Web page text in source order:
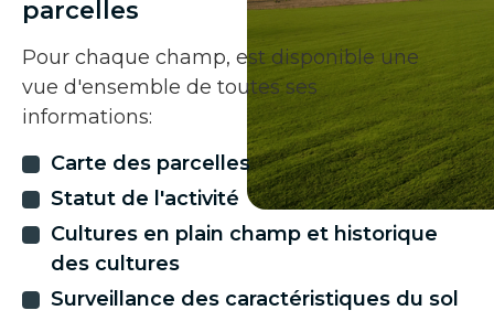
parcelles
Pour chaque champ, est disponible une
vue d'ensemble de toutes ses
informations:
Carte des parcelles
Statut de l'activité
Cultures en plain champ et historique
des cultures
Surveillance des caractéristiques du sol